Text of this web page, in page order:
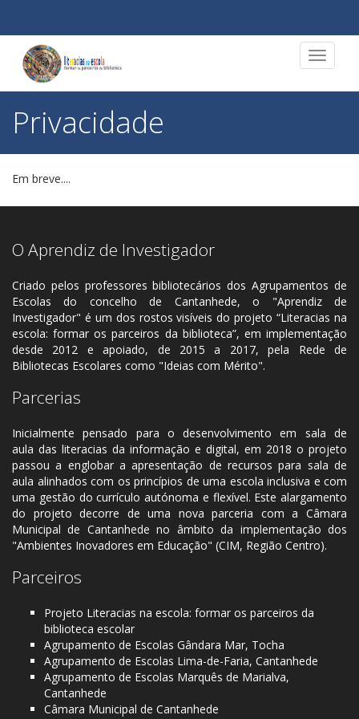
Toggle
Privacidade
Em breve....
O Aprendiz de Investigador
Criado pelos professores bibliotecários dos Agrupamentos de
Escolas do concelho de Cantanhede, o "Aprendiz de
Investigador" é um dos rostos visíveis do projeto “Literacias na
escola: formar os parceiros da biblioteca”, em implementação
desde 2012 e apoiado, de 2015 a 2017, pela Rede de
Bibliotecas Escolares como "Ideias com Mérito".
Parcerias
Inicialmente pensado para o desenvolvimento em sala de
aula das literacias da informação e digital, em 2018 o projeto
passou a englobar a apresentação de recursos para sala de
aula alinhados com os princípios de uma escola inclusiva e com
uma gestão do currículo autónoma e flexível. Este alargamento
do projeto decorre de uma nova parceria com a Câmara
Municipal de Cantanhede no âmbito da implementação dos
"Ambientes Inovadores em Educação" (CIM, Região Centro).
Parceiros
Projeto Literacias na escola: formar os parceiros da
biblioteca escolar
Agrupamento de Escolas Gândara Mar, Tocha
Agrupamento de Escolas Lima-de-Faria, Cantanhede
Agrupamento de Escolas Marquês de Marialva,
Cantanhede
Câmara Municipal de Cantanhede